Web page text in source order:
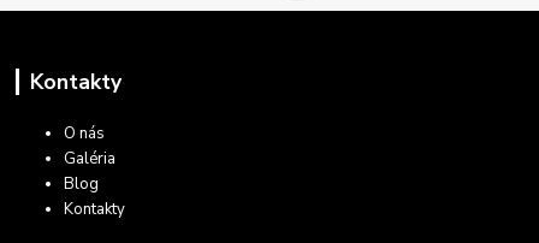
Kontakty
O nás
Galéria
Blog
Kontakty